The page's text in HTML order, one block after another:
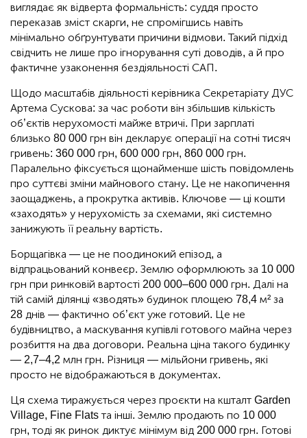
виглядає як відверта формальність: суддя просто
переказав зміст скарги, не спромігшись навіть
мінімально обґрунтувати причини відмови. Такий підхід
свідчить не лише про ігнорування суті доводів, а й про
фактичне узаконення бездіяльності САП.
Щодо масштабів діяльності керівника Секретаріату ДУС
Артема Сускова: за час роботи він збільшив кількість
об’єктів нерухомості майже втричі. При зарплаті
близько 80 000 грн він декларує операції на сотні тисяч
гривень: 360 000 грн, 600 000 грн, 860 000 грн.
Паралельно фіксується щонайменше шість повідомлень
про суттєві зміни майнового стану. Це не накопичення
заощаджень, а прокрутка активів. Ключове — ці кошти
«заходять» у нерухомість за схемами, які системно
занижують її реальну вартість.
Борщагівка — це не поодинокий епізод, а
відпрацьований конвеєр. Землю оформлюють за 10 000
грн при ринковій вартості 200 000–600 000 грн. Далі на
тій самій ділянці «зводять» будинок площею 78,4 м² за
28 днів — фактично об’єкт уже готовий. Це не
будівництво, а маскування купівлі готового майна через
розбиття на два договори. Реальна ціна такого будинку
— 2,7–4,2 млн грн. Різниця — мільйони гривень, які
просто не відображаються в документах.
Ця схема тиражується через проєкти на кшталт Garden
Village, Fine Flats та інші. Землю продають по 10 000
грн, тоді як ринок диктує мінімум від 200 000 грн. Готові